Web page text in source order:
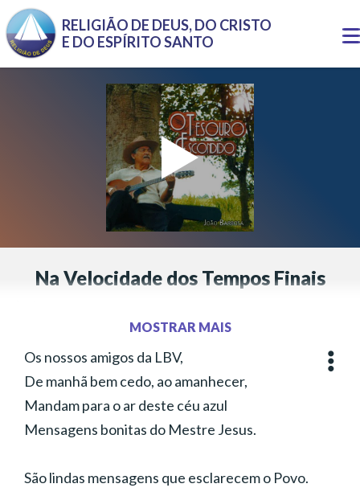
Pular para o conteúdo principal
RELIGIÃO DE DEUS, DO CRISTO
E DO ESPÍRITO SANTO
Na Velocidade dos Tempos Finais
João Barbosa
Gênero:Sertanejo
MOSTRAR MAIS
Mais
Os nossos amigos da LBV,
De manhã bem cedo, ao amanhecer,
Mandam para o ar deste céu azul
Mensagens bonitas do Mestre Jesus.
São lindas mensagens que esclarecem o Povo.